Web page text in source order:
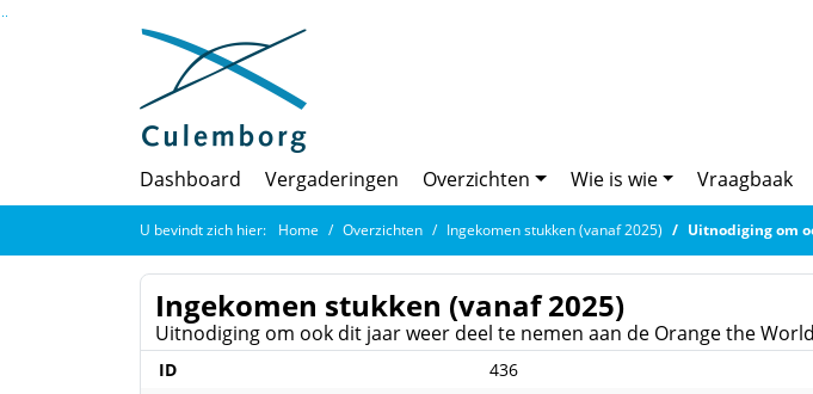
Ga naar de inhoud van deze pagina
Ga naar het zoeken
Ga naar het menu
Dashboard Vergaderingen Overzichten Wie is wie Vraagbaak
U bevindt zich hier: Home Overzichten Ingekomen stukken (vanaf 2025) Uitnodiging om ook dit
Ingekomen stukken (vanaf 2025)
Uitnodiging om ook dit jaar weer deel te nemen aan de Orange the
ID
436